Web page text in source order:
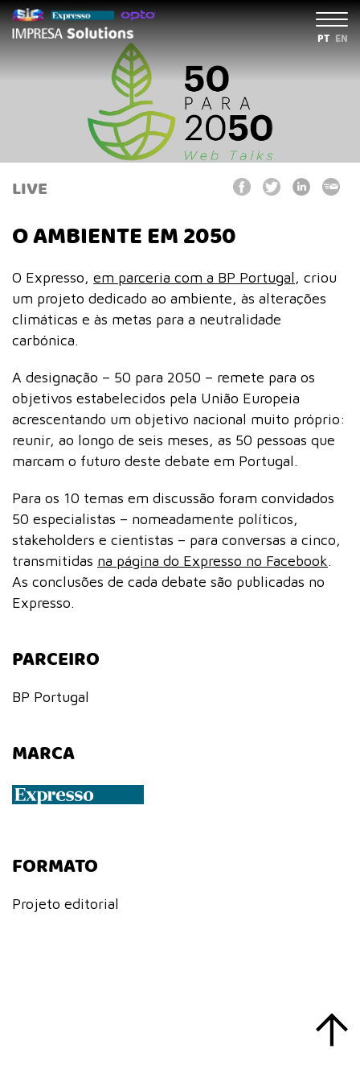
PT EN
LIVE
O AMBIENTE EM 2050
O Expresso, em parceria com a BP Portugal, criou
um projeto dedicado ao ambiente, às alterações
climáticas e às metas para a neutralidade
carbónica.
A designação – 50 para 2050 – remete para os
objetivos estabelecidos pela União Europeia
acrescentando um objetivo nacional muito próprio:
reunir, ao longo de seis meses, as 50 pessoas que
marcam o futuro deste debate em Portugal.
Para os 10 temas em discussão foram convidados
50 especialistas – nomeadamente políticos,
stakeholders e cientistas – para conversas a cinco,
transmitidas na página do Expresso no Facebook.
As conclusões de cada debate são publicadas no
Expresso.
PARCEIRO
BP Portugal
MARCA
FORMATO
Projeto editorial